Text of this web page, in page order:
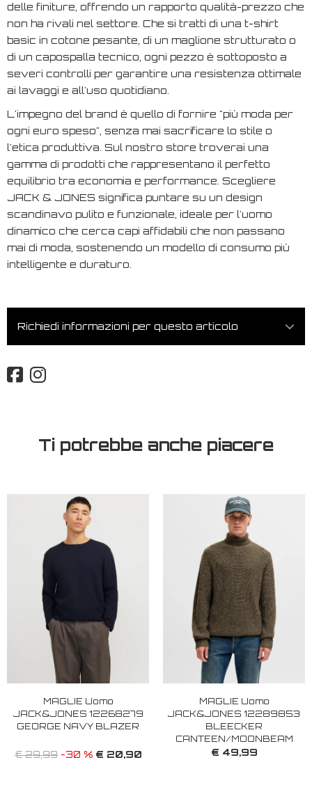
delle finiture, offrendo un rapporto qualità-prezzo che
non ha rivali nel settore. Che si tratti di una t-shirt
basic in cotone pesante, di un maglione strutturato o
di un capospalla tecnico, ogni pezzo è sottoposto a
severi controlli per garantire una resistenza ottimale
ai lavaggi e all'uso quotidiano.
L'impegno del brand è quello di fornire "più moda per
ogni euro speso", senza mai sacrificare lo stile o
l'etica produttiva. Sul nostro store troverai una
gamma di prodotti che rappresentano il perfetto
equilibrio tra economia e performance. Scegliere
JACK & JONES significa puntare su un design
scandinavo pulito e funzionale, ideale per l'uomo
dinamico che cerca capi affidabili che non passano
mai di moda, sostenendo un modello di consumo più
intelligente e duraturo.
Richiedi informazioni per questo articolo
Ti potrebbe anche piacere
MAGLIE Uomo
JACK&JONES 12268279
GEORGE NAVY BLAZER
€ 29,99-30 % € 20,90
MAGLIE Uomo
JACK&JONES 12289853
BLEECKER
CANTEEN/MOONBEAM
€ 49,99